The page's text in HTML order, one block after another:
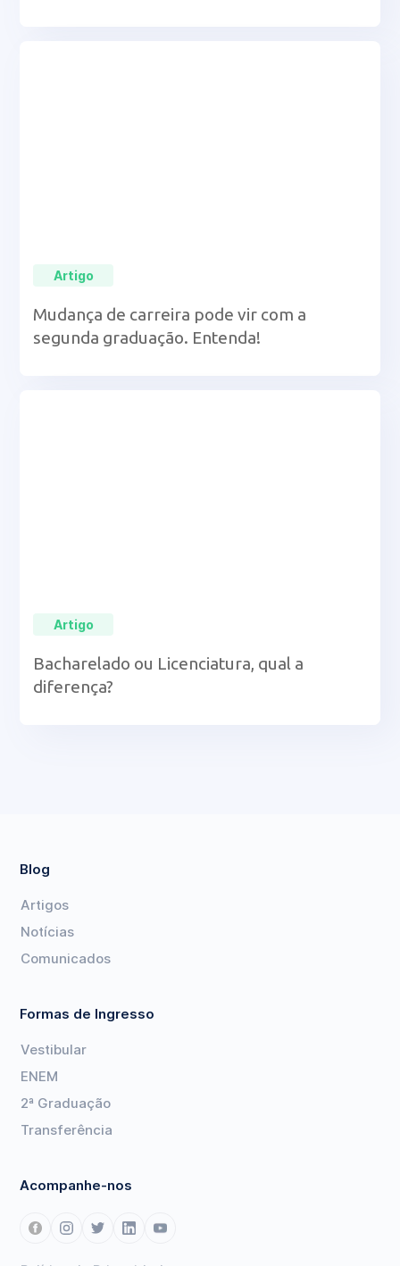
Artigo
Mudança de carreira pode vir com a
segunda graduação. Entenda!
Artigo
Bacharelado ou Licenciatura, qual a
diferença?
Blog
Artigos
Notícias
Comunicados
Formas de Ingresso
Vestibular
ENEM
2ª Graduação
Transferência
Acompanhe-nos